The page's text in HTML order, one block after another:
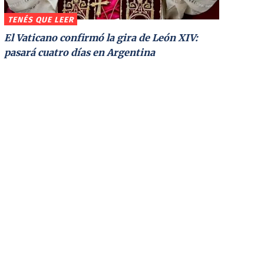
TENÉS QUE LEER
El Vaticano confirmó la gira de León XIV:
pasará cuatro días en Argentina